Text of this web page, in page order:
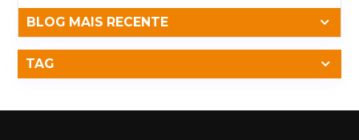
BLOG MAIS RECENTE
TAG